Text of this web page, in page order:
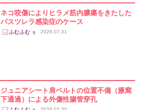
ネコ咬傷によりヒラメ筋内膿瘍をきたした
パスツレラ感染症のケース
9 2026.07.31
ジュニアシート肩ベルトの位置不備（腋窩
下通過）による外傷性腸管穿孔